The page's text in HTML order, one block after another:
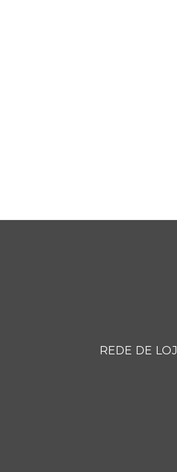
REDE DE